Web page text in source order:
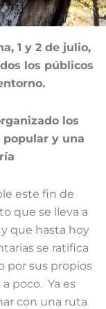
1 y 2 de julio,
los públicos
los
y una
este fin de
que se lleva a
que hasta hoy
se ratifica
por sus propios
poco. Ya es
con una ruta